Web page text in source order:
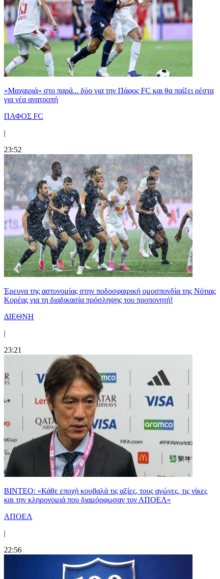
«Μαχαιριά» στο παρά... δύο για την Πάφος FC και θα παίξει ρέστα
για νέα ανατροπή
ΠΑΦΟΣ FC
|
23:52
Έρευνα της αστυνομίας στην ποδοσφαιρική ομοσπονδία της Νότιας
Κορέας για τη διαδικασία πρόσληψης του προπονητή!
ΔΙΕΘΝΗ
|
23:21
ΒΙΝΤΕΟ: «Κάθε εποχή κουβαλά τις αξίες, τους αγώνες, τις νίκες
και την κληρονομιά που διαμόρφωσαν τον ΑΠΟΕΛ»
ΑΠΟΕΛ
|
22:56